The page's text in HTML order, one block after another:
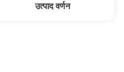
उत्पाद वर्णन